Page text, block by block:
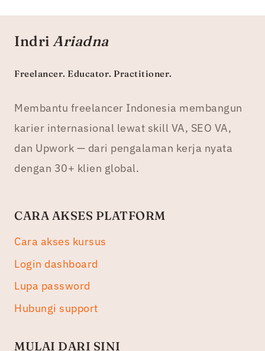
Indri Ariadna
Freelancer. Educator. Practitioner.
Membantu freelancer Indonesia membangun
karier internasional lewat skill VA, SEO VA,
dan Upwork — dari pengalaman kerja nyata
dengan 30+ klien global.
CARA AKSES PLATFORM
Cara akses kursus
Login dashboard
Lupa password
Hubungi support
MULAI DARI SINI